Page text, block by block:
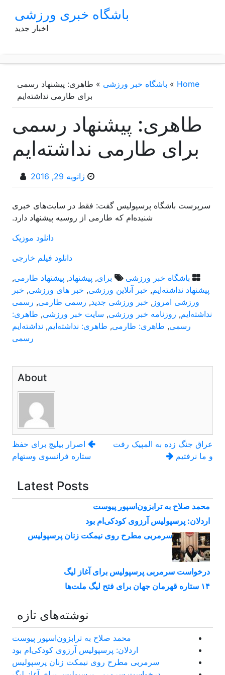
باشگاه خبری ورزشی
اخبار جدید
Home
» باشگاه خبر ورزشی » طاهری: پیشنهاد رسمی
برای طارمی نداشته‌ایم
طاهری: پیشنهاد رسمی
برای طارمی نداشته‌ایم
ژانویه 29, 2016
سرپرست باشگاه پرسپولیس گفت: فقط در سایت‌های خبری
شنیده‌ام که طارمی از روسیه پیشنهاد دارد.
دانلود موزیک
دانلود فیلم خارجی
باشگاه خبر ورزشی
برای, پیشنهاد, پیشنهاد طارمی,
پیشنهاد نداشته‌ایم, خبر آنلاین ورزشی, خبر های ورزشی, خبر
ورزشی امروز , خبر ورزشی جدید, رسمی طارمی, رسمی
نداشته‌ایم, روزنامه خبر ورزشی, سایت خبر ورزشی, طاهری:
رسمی, طاهری: طارمی, طاهری: نداشته‌ایم, نداشته‌ایم
رسمی
About
راهبری
نوشته
اصرار بیلیچ برای حفظ
ستاره فرانسوی وستهام
عراق جنگ زده به المپیک رفت
و ما نرفتیم
Latest Posts
محمد صلاح به ترابزون‌اسپور پیوست
اردلان: پرسپولیس آرزوی کودکی‌ام بود
سرمربی مطرح روی نیمکت زنان پرسپولیس
درخواست سرمربی پرسپولیس برای آغاز لیگ
۱۴ ستاره قهرمان جهان برای فتح لیگ ملت‌ها
نوشته‌های تازه
محمد صلاح به ترابزون‌اسپور پیوست
اردلان: پرسپولیس آرزوی کودکی‌ام بود
سرمربی مطرح روی نیمکت زنان پرسپولیس